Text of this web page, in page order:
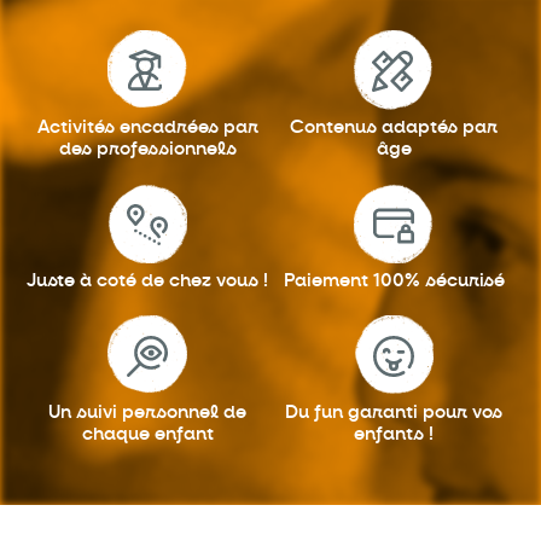
Activités encadrées par
des professionnels
Contenus adaptés par
âge
Juste à coté de chez vous ! Paiement 100% sécurisé
Un suivi personnel de
chaque enfant
Du fun garantipour vos
enfants !